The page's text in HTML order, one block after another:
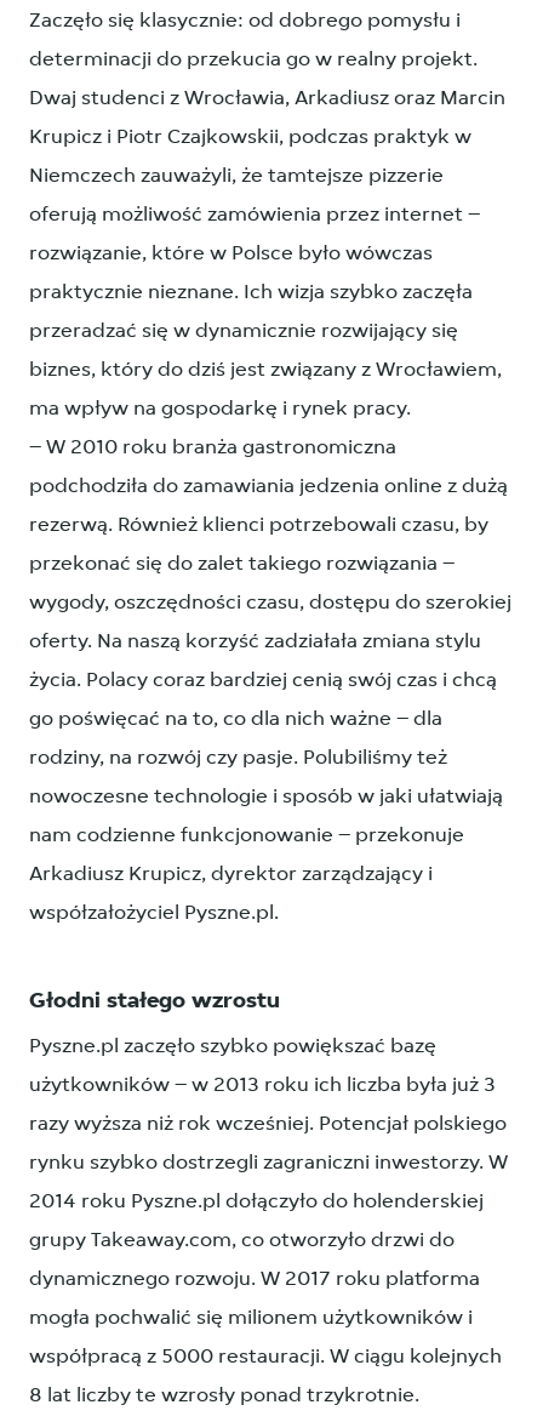
Zaczęło się klasycznie: od dobrego pomysłu i
determinacji do przekucia go w realny projekt.
Dwaj studenci z Wrocławia, Arkadiusz oraz Marcin
Krupicz i Piotr Czajkowskii, podczas praktyk w
Niemczech zauważyli, że tamtejsze pizzerie
oferują możliwość zamówienia przez internet –
rozwiązanie, które w Polsce było wówczas
praktycznie nieznane. Ich wizja szybko zaczęła
przeradzać się w dynamicznie rozwijający się
biznes, który do dziś jest związany z Wrocławiem,
ma wpływ na gospodarkę i rynek pracy.
– W 2010 roku branża gastronomiczna
podchodziła do zamawiania jedzenia online z dużą
rezerwą. Również klienci potrzebowali czasu, by
przekonać się do zalet takiego rozwiązania –
wygody, oszczędności czasu, dostępu do szerokiej
oferty. Na naszą korzyść zadziałała zmiana stylu
życia. Polacy coraz bardziej cenią swój czas i chcą
go poświęcać na to, co dla nich ważne – dla
rodziny, na rozwój czy pasje. Polubiliśmy też
nowoczesne technologie i sposób w jaki ułatwiają
nam codzienne funkcjonowanie – przekonuje
Arkadiusz Krupicz, dyrektor zarządzający i
współzałożyciel Pyszne.pl.
Głodni stałego wzrostu
Pyszne.pl zaczęło szybko powiększać bazę
użytkowników – w 2013 roku ich liczba była już 3
razy wyższa niż rok wcześniej. Potencjał polskiego
rynku szybko dostrzegli zagraniczni inwestorzy. W
2014 roku Pyszne.pl dołączyło do holenderskiej
grupy Takeaway.com, co otworzyło drzwi do
dynamicznego rozwoju. W 2017 roku platforma
mogła pochwalić się milionem użytkowników i
współpracą z 5000 restauracji. W ciągu kolejnych
8 lat liczby te wzrosły ponad trzykrotnie.